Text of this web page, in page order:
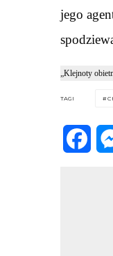
jego
„Klejnoty
TAGI